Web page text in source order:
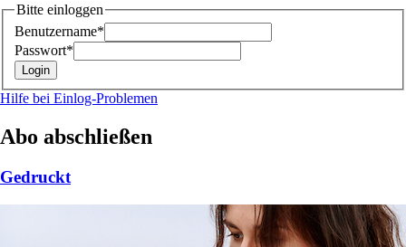
Bitte einloggen
Benutzername*
Passwort*
Hilfe bei Einlog-Problemen
Abo abschließen
Gedruckt